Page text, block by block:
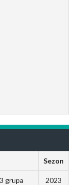
Sezon
grupa
2023